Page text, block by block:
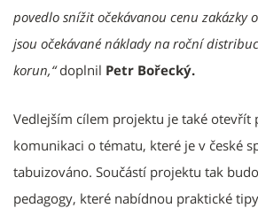
povedlo snížit očekávanou cenu zakázky
jsou očekávané náklady na roční
korun,“doplnil Petr Bořecký.
Vedlejším cílem projektu je také otevřít
komunikaci o tématu, které je v české
tabuizováno. Součástí projektu tak
pedagogy, které nabídnou praktické